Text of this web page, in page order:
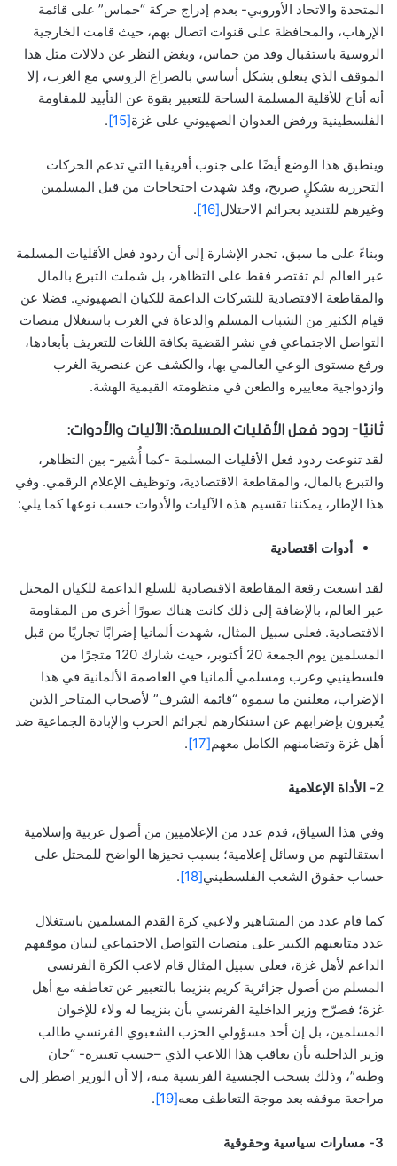
المتحدة والاتحاد الأوروبي- بعدم إدراج حركة “حماس” على قائمة
الإرهاب، والمحافظة على قنوات اتصال بهم، حيث قامت الخارجية
الروسية باستقبال وفد من حماس، وبغض النظر عن دلالات مثل هذا
الموقف الذي يتعلق بشكل أساسي بالصراع الروسي مع الغرب، إلا
أنه أتاح للأقلية المسلمة الساحة للتعبير بقوة عن التأييد للمقاومة
الفلسطينية ورفض العدوان الصهيوني على غزة[15]
.
وينطبق هذا الوضع أيضًا على جنوب أفريقيا التي تدعم الحركات
التحررية بشكلٍ صريح، وقد شهدت احتجاجات من قبل المسلمين
وغيرهم للتنديد بجرائم الاحتلال[16]
.
وبناءً على ما سبق، تجدر الإشارة إلى أن ردود فعل الأقليات المسلمة
عبر العالم لم تقتصر فقط على التظاهر، بل شملت التبرع بالمال
والمقاطعة الاقتصادية للشركات الداعمة للكيان الصهيوني. فضلا عن
قيام الكثير من الشباب المسلم والدعاة في الغرب باستغلال منصات
التواصل الاجتماعي في نشر القضية بكافة اللغات للتعريف بأبعادها،
ورفع مستوى الوعي العالمي بها، والكشف عن عنصرية الغرب
وازدواجية معاييره والطعن في منظومته القيمية الهشة.
ثانيًا- ردود فعل الأقليات المسلمة: الآليات والأدوات:
لقد تنوعت ردود فعل الأقليات المسلمة -كما أُشير- بين التظاهر،
والتبرع بالمال، والمقاطعة الاقتصادية، وتوظيف الإعلام الرقمي. وفي
هذا الإطار، يمكننا تقسيم هذه الآليات والأدوات حسب نوعها كما يلي:
أدوات اقتصادية
لقد اتسعت رقعة المقاطعة الاقتصادية للسلع الداعمة للكيان المحتل
عبر العالم، بالإضافة إلى ذلك كانت هناك صورًا أخرى من المقاومة
الاقتصادية. فعلى سبيل المثال، شهدت ألمانيا إضرابًا تجاريًا من قبل
المسلمين يوم الجمعة 20 أكتوبر، حيث شارك 120 متجرًا من
فلسطينيي وعرب ومسلمي ألمانيا في العاصمة الألمانية في هذا
الإضراب، معلنين ما سموه “قائمة الشرف” لأصحاب المتاجر الذين
يُعبرون بإضرابهم عن استنكارهم لجرائم الحرب والإبادة الجماعية ضد
أهل غزة وتضامنهم الكامل معهم[17]
.
2- الأداة الإعلامية
وفي هذا السياق، قدم عدد من الإعلاميين من أصول عربية وإسلامية
استقالتهم من وسائل إعلامية؛ بسبب تحيزها الواضح للمحتل على
حساب حقوق الشعب الفلسطيني[18]
.
كما قام عدد من المشاهير ولاعبي كرة القدم المسلمين باستغلال
عدد متابعيهم الكبير على منصات التواصل الاجتماعي لبيان موقفهم
الداعم لأهل غزة، فعلى سبيل المثال قام لاعب الكرة الفرنسي
المسلم من أصول جزائرية كريم بنزيما بالتعبير عن تعاطفه مع أهل
غزة؛ فصرّح وزير الداخلية الفرنسي بأن بنزيما له ولاء للإخوان
المسلمين، بل إن أحد مسؤولي الحزب الشعبوي الفرنسي طالب
وزير الداخلية بأن يعاقب هذا اللاعب الذي –حسب تعبيره- “خان
وطنه”، وذلك بسحب الجنسية الفرنسية منه، إلا أن الوزير اضطر إلى
مراجعة موقفه بعد موجة التعاطف معه[19]
.
3- مسارات سياسية وحقوقية